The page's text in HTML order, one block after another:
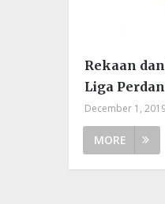
Rekaan
Liga
December 1,
MORE